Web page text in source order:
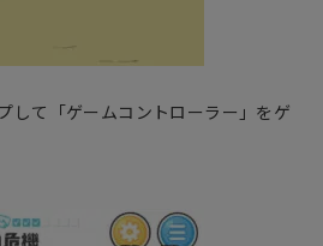
して「ゲームコントローラー」をゲ